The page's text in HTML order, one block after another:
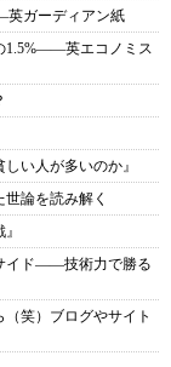
英ガーディアン紙
1.5%――英エコノミス
い人が多いのか』
論を読み解く
イド――技術力で勝る
笑）ブログやサイト